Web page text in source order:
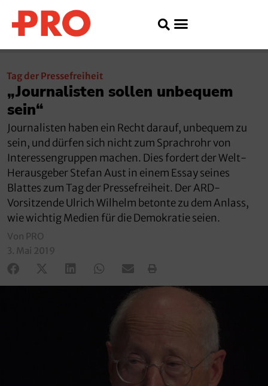
Tag der Pressefreiheit
„Journalisten sollen unbequem
sein“
Journalisten haben ein Recht darauf, unbequem zu
sein, und dürfen sich nicht zum Sprachrohr von
Interessengruppen machen. Dies fordert der Welt-
Herausgeber Stefan Aust in einem Essay seines
Blattes zum Tag der Pressefreiheit. Der ARD-
Vorsitzende Ulrich Wilhelm betonte zu dem Anlass,
wie wichtig Medien für die Demokratie seien.
Von PRO
3. Mai 2019